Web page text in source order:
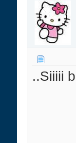
..Siiiii